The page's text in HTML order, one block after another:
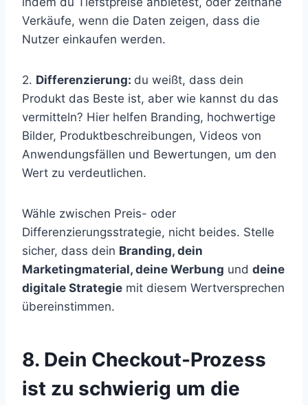
Verkäufe, wenn die Daten zeigen, dass die
Nutzer einkaufen werden.
2. Differenzierung: du weißt, dass dein
Produkt das Beste ist, aber wie kannst du das
vermitteln? Hier helfen Branding, hochwertige
Bilder, Produktbeschreibungen, Videos von
Anwendungsfällen und Bewertungen, um den
Wert zu verdeutlichen.
Wähle zwischen Preis- oder
Differenzierungsstrategie, nicht beides. Stelle
sicher, dass dein Branding, dein
Marketingmaterial, deine Werbung und deine
digitale Strategie mit diesem Wertversprechen
übereinstimmen.
8. Dein Checkout-Prozess
ist zu schwierig um die